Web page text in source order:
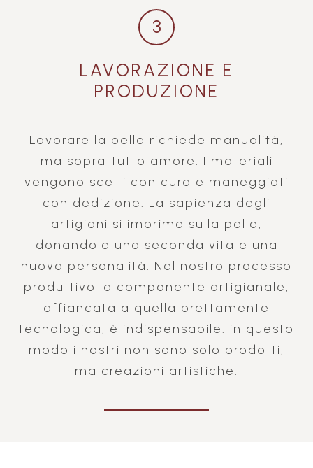
3
LAVORAZIONE E
PRODUZIONE
Lavorare la pelle richiede manualità,
ma soprattutto amore. I materiali
vengono scelti con cura e maneggiati
con dedizione. La sapienza degli
artigiani si imprime sulla pelle,
donandole una seconda vita e una
nuova personalità. Nel nostro processo
produttivo la componente artigianale,
affiancata a quella prettamente
tecnologica, è indispensabile: in questo
modo i nostri non sono solo prodotti,
ma creazioni artistiche.